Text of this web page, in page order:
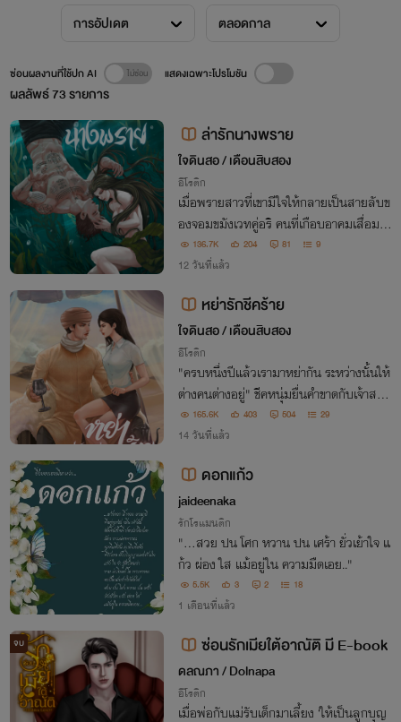
การอัปเดต ตลอดกาล
ผลลัพธ์73รายการ
ซ่อนผลงานที่ใช้ปก AI แสดงเฉพาะโปรโมชัน
ล่ารักนางพราย
ใจดินสอ / เดือนสิบสอง
อีโรติก
เมื่อพรายสาวที่เขามีใจให้กลายเป็นสายลับข
องจอมขมังเวทคู่อริ คนที่เกือบอาคมเสื่อมเพ
ราะแผนชั่วของฝ่ายตรงข้ามจึงออกล่า หากรา
คาแค้นที่คู่อริต้องจ่ายคือความตาย เช่นนั้นรา
136.7K 204 81 9
12 วันที่แล้ว
หย่ารักชีคร้าย
ใจดินสอ / เดือนสิบสอง
อีโรติก
"ครบหนึ่งปีแล้วเรามาหย่ากัน ระหว่างนั้นให้
ต่างคนต่างอยู่" ชีคหนุ่มยื่นคำขาดกับเจ้าสาว
ในวันแต่งงาน ทว่าหลังความผิดพลาดในคืน
เข้าหอ คนที่บอกให้ต่างคนต่างอยู่กลับตามติ
165.6K 403 504 29
14 วันที่แล้ว
ดอกแก้ว
jaideenaka
รักโรแมนติก
"...สวย ปน โศก หวาน ปน เศร้า ยั่วเย้าใจ แ
ก้ว ผ่อง ใส แม้อยู่ใน ความมืดเอย.."
5.5K 3 2 18
1 เดือนที่แล้ว
จบ ซ่อนรักเมียใต้อาณัติ มี E-book
ดลณภา / Dolnapa
อีโรติก
เมื่อพ่อกับแม่รับเด็กมาเลี้ยง ‘ให้เป็นลูกบุญ